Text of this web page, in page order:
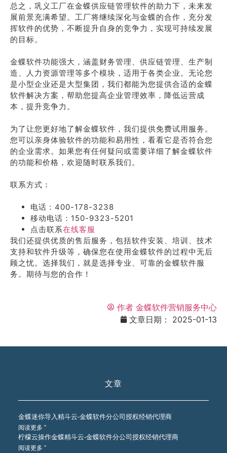
总之，巩义工厂在金蝶供应链管理软件的助力下，未来发
展前景充满希望。工厂将继续深化与金蝶的合作，充分发
挥软件的优势，不断提升自身的竞争力，实现可持续发展
的目标。
金蝶软件功能强大，涵盖财务管理、供应链管理、生产制
造、人力资源管理等多个模块，适用于各类企业。无论您
是小型企业还是大型集团，我们都能为您提供合适的金蝶
软件解决方案，帮助您提高企业管理效率，降低运营成
本，提升竞争力。
为了让您更好地了解金蝶软件，我们提供免费试用服务。
您可以亲身体验软件的功能和易用性，看看它是否符合您
的企业需求。如果您有任何疑问或需要详细了解金蝶软件
的功能和价格，欢迎随时联系我们。
联系方式：
电话：400-178-3238
移动电话：150-9323-5201
点击联系在线客服
我们还提供优质的售后服务，包括软件安装、培训、技术
支持和软件升级等，确保您在使用金蝶软件的过程中无后
顾之忧。选择我们，就是选择专业、可靠的金蝶软件服
务。期待与您的合作！
作者 金蝶软件营销服务中心
文章日期：
2025-01-13
文章
金蝶迷你导入精斗云-金蝶软件分公司授权经销代理商
阅读更多 ”
柠檬云操作金蝶精斗云-金蝶软件分公司授权经销代理商
阅读更多 ”